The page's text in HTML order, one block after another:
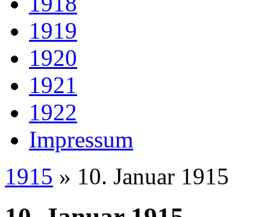
1919
1920
1921
1922
Impressum
1915 » 10. Januar 1915